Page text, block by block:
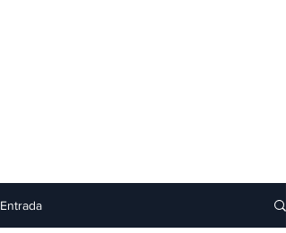
Entrada